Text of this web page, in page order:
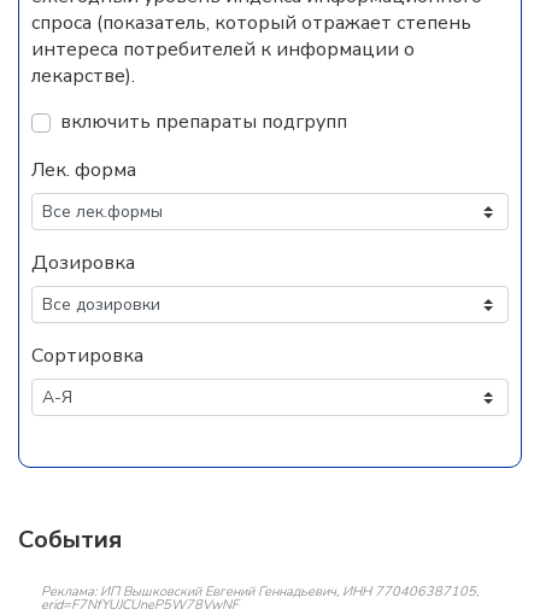
спроса (показатель, который отражает степень
интереса потребителей к информации о
лекарстве).
включить препараты подгрупп
Лек. форма
Дозировка
Сортировка
События
Реклама: ИП Вышковский Евгений Геннадьевич, ИНН 770406387105,
erid=F7NfYUJCUneP5W78VwNF